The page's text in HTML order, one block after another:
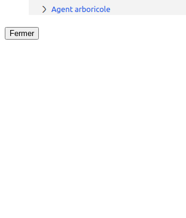
Fermer